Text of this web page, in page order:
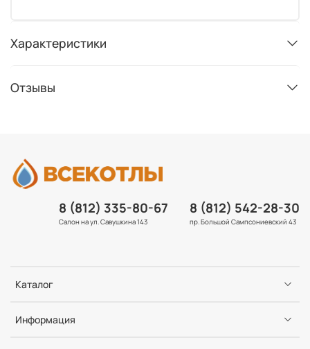
Характеристики
Отзывы
Каталог
Информация
8 (812) 335-80-67
Салон на ул. Савушкина 143
8 (812) 542-28-30
пр. Большой Сампсониевский 43